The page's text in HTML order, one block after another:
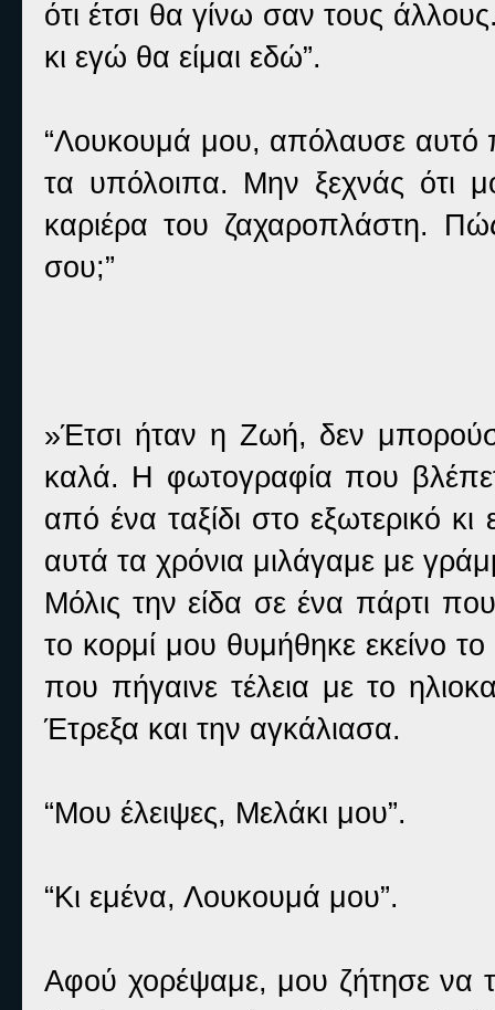
ότι έτσι θα γίνω σαν τους
κι εγώ θα είμαι εδώ”.
“Λουκουμά μου, απόλαυσε αυτό
τα υπόλοιπα. Μην ξεχνάς ότι
καριέρα του ζαχαροπλάστη.
σου;”
»Έτσι ήταν η Ζωή, δεν
καλά. Η φωτογραφία που
από ένα ταξίδι στο εξωτερικό
αυτά τα χρόνια μιλάγαμε με
Μόλις την είδα σε ένα πάρτι
το κορμί μου θυμήθηκε εκείνο
που πήγαινε τέλεια με το
Έτρεξα και την αγκάλιασα.
“Μου έλειψες, Μελάκι μου”.
“Κι εμένα, Λουκουμά μου”.
Αφού χορέψαμε, μου ζήτησε να